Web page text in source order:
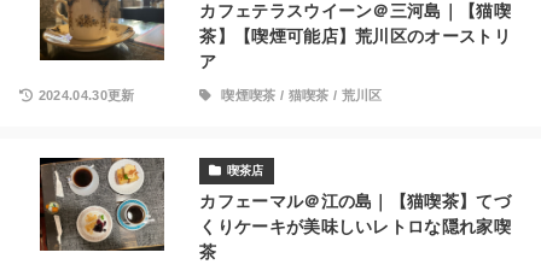
カフェテラスウイーン＠三河島｜【猫喫
茶】【喫煙可能店】荒川区のオーストリ
ア
2024.04.30更新 喫煙喫茶 / 猫喫茶 / 荒川区
喫茶店
カフェーマル＠江の島｜【猫喫茶】てづ
くりケーキが美味しいレトロな隠れ家喫
茶